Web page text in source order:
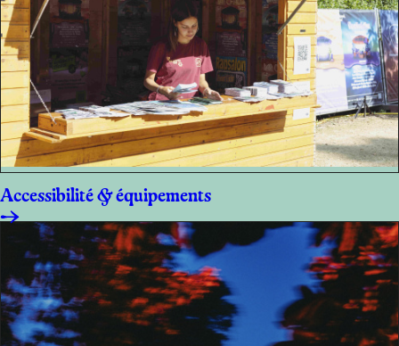
Accessibilité & équipements